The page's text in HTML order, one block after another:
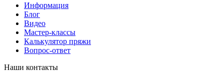
Информация
Блог
Видео
Мастер-классы
Калькулятор пряжи
Вопрос-ответ
Наши контакты